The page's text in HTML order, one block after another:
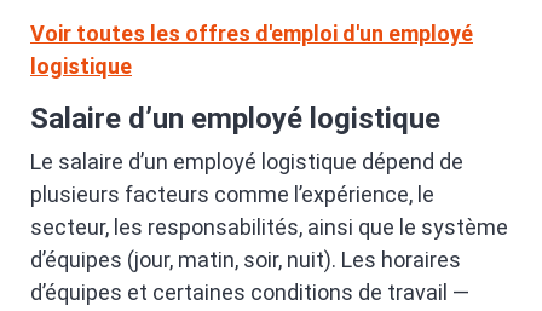
Voir toutes les offres d'emploi d'un employé
logistique
Salaire d’un employé logistique
Le salaire d’un employé logistique dépend de
plusieurs facteurs comme l’expérience, le
secteur, les responsabilités, ainsi que le système
d’équipes (jour, matin, soir, nuit). Les horaires
d’équipes et certaines conditions de travail —